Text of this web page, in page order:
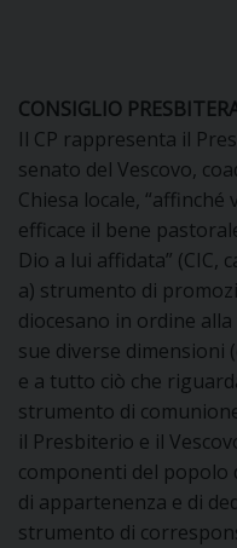
CURIA
CLERO
PARROCCHIE
CONTATTI
CONSIGLIO
Il CP rappresenta il
senato del Vescovo,
Chiesa locale,
efficace il bene
Dio a lui affidata” (CIC,
a) strumento di
diocesano in ordine
sue diverse dimensioni
e a tutto ciò che
strumento di
il Presbiterio e il
componenti del popolo
di appartenenza e di
strumento di